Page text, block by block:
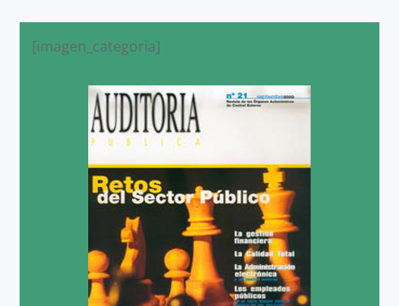
[imagen_categoria]